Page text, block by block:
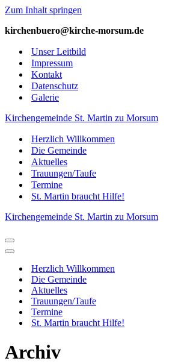
Zum Inhalt springen
kirchenbuero@kirche-­morsum.de
Unser Leitbild
Impressum
Kontakt
Datenschutz
Galerie
Kirchengemeinde St. Martin zu Morsum
Herzlich Willkommen
Die Gemeinde
Aktuelles
Trauungen/Taufe
Termine
St. Martin braucht Hilfe!
Kirchengemeinde St. Martin zu Morsum
Navigations-
Menü
Navigations-
Herzlich Willkommen
Die Gemeinde
Aktuelles
Trauungen/Taufe
Termine
St. Martin braucht Hilfe!
Archiv